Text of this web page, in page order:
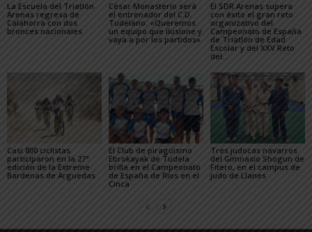
La Escuela del Triatlón
Arenas regresa de
Calahorra con dos
bronces nacionales
César Monasterio será
el entrenador del C.D.
Tudelano: «Queremos
un equipo que ilusione y
vaya a por los partidos»
El SDR Arenas supera
con éxito el gran reto
organizativo del
Campeonato de España
de Triatlón de Edad
Escolar y del XXV Reto
del...
Casi 800 ciclistas
participaron en la 27ª
edición de la Extreme
Bardenas de Arguedas
El Club de piragüismo
Ebrokayak de Tudela
brilla en el Campeonato
de España de Ríos en el
Cinca
Tres judocas navarros
del Gimnasio Shogun de
Fitero, en el campus de
judo de Llanes